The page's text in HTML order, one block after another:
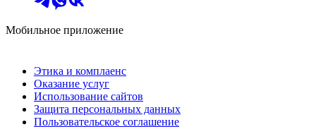
Мобильное приложение
Этика и комплаенс
Оказание услуг
Использование сайтов
Защита персональных данных
Пользовательское соглашение